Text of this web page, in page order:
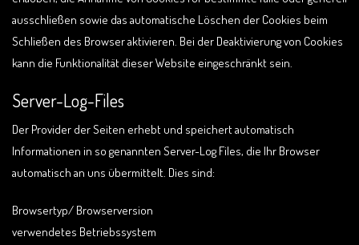
ausschließen sowie das automatische Löschen der Cookies beim
Schließen des Browser aktivieren. Bei der Deaktivierung von Cookies
kann die Funktionalität dieser Website eingeschränkt sein.
Server-Log-Files
Der Provider der Seiten erhebt und speichert automatisch
Informationen in so genannten Server-Log Files, die Ihr Browser
automatisch an uns übermittelt. Dies sind:
Browsertyp/ Browserversion
verwendetes Betriebssystem